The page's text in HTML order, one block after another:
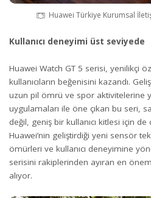
Huawei Türkiye Kurumsal
Kullanıcı deneyimi üst seviyede
Huawei Watch GT 5 serisi, yenilikçi
kullanıcıların beğenisini kazandı.
uzun pil ömrü ve spor aktivitelerine
uygulamaları ile öne çıkan bu seri,
değil, geniş bir kullanıcı kitlesi için
Huawei’nin geliştirdiği yeni sensör
ömürleri ve kullanıcı deneyimine
serisini rakiplerinden ayıran en
alıyor.